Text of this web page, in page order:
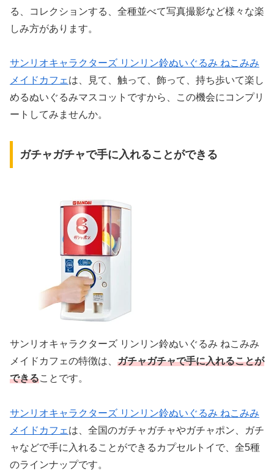
る、コレクションする、全種並べて写真撮影など様々な楽
しみ方があります。
サンリオキャラクターズ リンリン鈴ぬいぐるみ ねこみみ
メイドカフェ は、見て、触って、飾って、持ち歩いて楽し
めるぬいぐるみマスコットですから、この機会にコンプリ
ートしてみませんか。
ガチャガチャで手に入れることができる
サンリオキャラクターズ リンリン鈴ぬいぐるみ ねこみみ
メイドカフェの特徴は、 ガチャガチャで手に入れることが
できることです。
サンリオキャラクターズ リンリン鈴ぬいぐるみ ねこみみ
メイドカフェ は、全国のガチャガチャやガチャポン、ガチ
ャなどで手に入れることができるカプセルトイで、全5種
のラインナップです。